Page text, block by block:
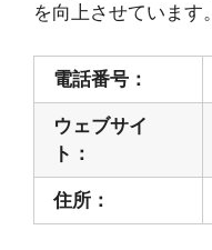
を向上させています。
電話番号：
ウェブサイ
ト：
住所：